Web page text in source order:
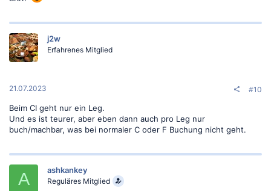
j2w
Erfahrenes Mitglied
21.07.2023 #10
Beim CI geht nur ein Leg.
Und es ist teurer, aber eben dann auch pro Leg nur
buch/machbar, was bei normaler C oder F Buchung nicht geht.
A ashkankey
Reguläres Mitglied